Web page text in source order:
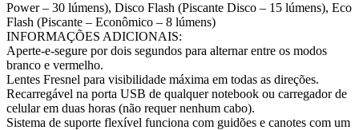
Power – 30 lúmens), Disco Flash (Piscante Disco – 15 lúmens), Eco
Flash (Piscante – Econômico – 8 lúmens)
INFORMAÇÕES ADICIONAIS:
Aperte-e-segure por dois segundos para alternar entre os modos
branco e vermelho.
Lentes Fresnel para visibilidade máxima em todas as direções.
Recarregável na porta USB de qualquer notebook ou carregador de
celular em duas horas (não requer nenhum cabo).
Sistema de suporte flexível funciona com guidões e canotes com um